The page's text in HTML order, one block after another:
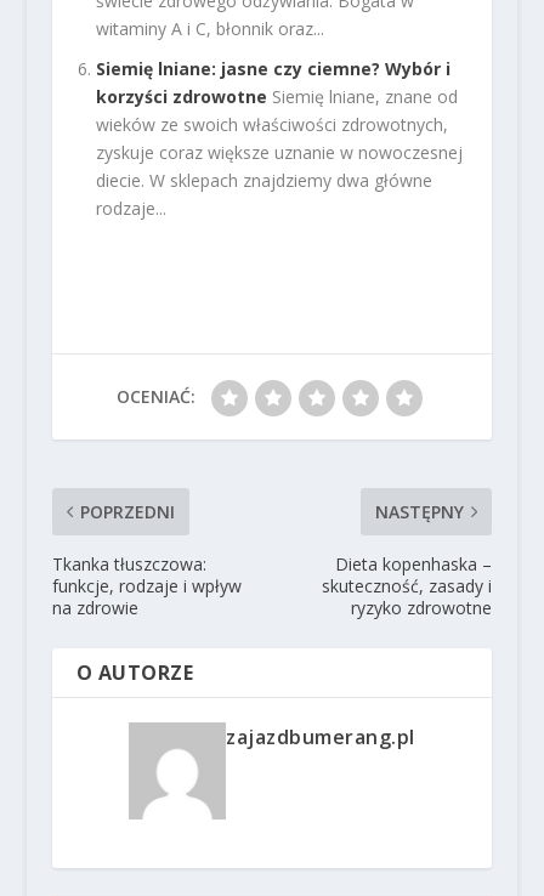
witaminy A i C, błonnik oraz...
Siemię lniane: jasne czy ciemne? Wybór i
korzyści zdrowotne Siemię lniane, znane od
wieków ze swoich właściwości zdrowotnych,
zyskuje coraz większe uznanie w nowoczesnej
diecie. W sklepach znajdziemy dwa główne
rodzaje...
OCENIAĆ:
POPRZEDNI
Tkanka tłuszczowa:
funkcje, rodzaje i wpływ
na zdrowie
NASTĘPNY
Dieta kopenhaska –
skuteczność, zasady i
ryzyko zdrowotne
O AUTORZE
zajazdbumerang.pl